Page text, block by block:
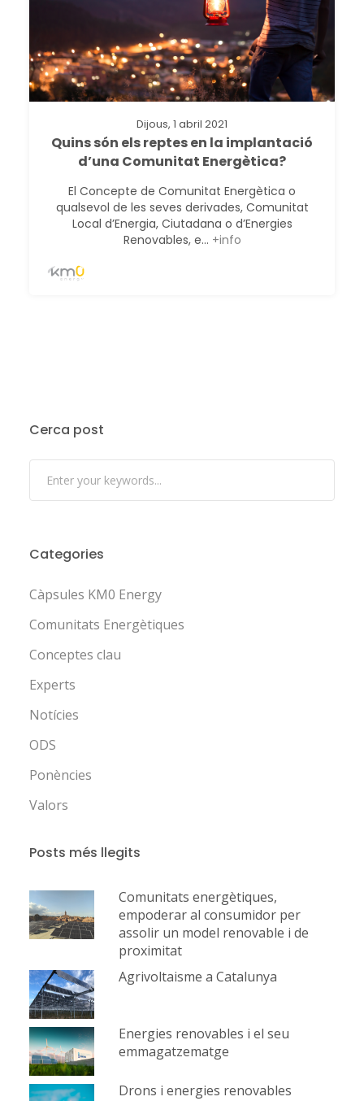
Dijous, 1 abril 2021
Quins són els reptes en la implantació
d’una Comunitat Energètica?
El Concepte de Comunitat Energètica o
qualsevol de les seves derivades, Comunitat
Local d’Energia, Ciutadana o d’Energies
Renovables, e... +info
Cerca post
Categories
Càpsules KM0 Energy
Comunitats Energètiques
Conceptes clau
Experts
Notícies
ODS
Ponències
Valors
Posts més llegits
Comunitats energètiques,
empoderar al consumidor per
assolir un model renovable i de
proximitat
Agrivoltaisme a Catalunya
Energies renovables i el seu
emmagatzematge
Drons i energies renovables